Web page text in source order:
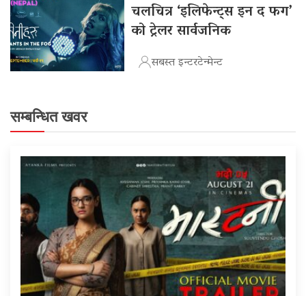
चलचित्र ‘इलिफेन्ट्स इन द फग’
को ट्रेलर सार्वजनिक
सबस्त इन्टरटेन्मेन्ट
सम्बन्धित खवर